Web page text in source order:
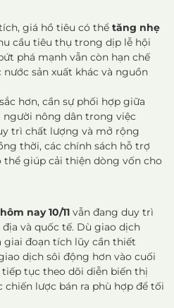
giá hồ tiêu có thểtăng nhẹ
cầu tiêu thụ trong dịp lễ hội
phá mạnh vẫn còn hạn chế
sản xuất khác và nguồn
hơn, cần sự phối hợp giữa
người nông dân trong việc
trì chất lượng và mở rộng
thời, các chính sách hỗ trợ
giúp cải thiện dòng vốn cho
nay 10/11 vẫn đang duy trì
và quốc tế. Dù giao dịch
giai đoạn tích lũy cần thiết
dịch sôi động hơn vào cuối
tục theo dõi diễn biến thị
lược bán ra phù hợp để tối